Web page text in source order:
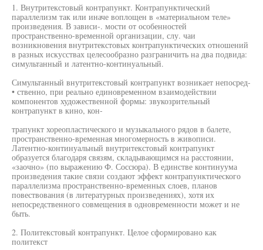
1. Внутритекстовый контрапункт. Контрапунктический
параллелизм так или иначе воплощен в «материальном теле»
произведения. В зависи-. мости от особенностей
пространственно-временной организации, слу. чаи
возникновения внутритекстовых контрапунктических отношений
в разных искусствах целесообразно разграничить на два подвида:
симультанный и латентно-континуальный.
Симультанный внутритекстовый контрапункт возникает непосред-
• ственно, при реально единовременном взаимодействии
компонентов художественной формы: звукозрительный
контрапункт в кино, кон-
трапункт хореопластического и музыкального рядов в балете,
пространственно-временная многомерность в живописи.
Латентно-континуальный внутритекстовый контрапункт
образуется благодаря связям, складывающимся на расстоянии,
«заочно» (по выражению Ф. Соссюра). В единстве континуума
произведения такие связи создают эффект контрапунктического
параллелизма пространственно-временных слоев, планов
повествования (в литературных произведениях), хотя их
непосредственного совмещения в одновременности может и не
быть.
2. Политекстовый контрапункт. Целое сформировано как
политекст